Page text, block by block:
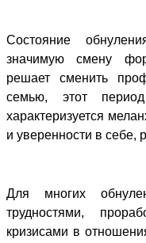
Состояние
значимую смену
решает сменить
семью, этот
характеризуется
и уверенности в себе,
Для многих
трудностями,
кризисами в